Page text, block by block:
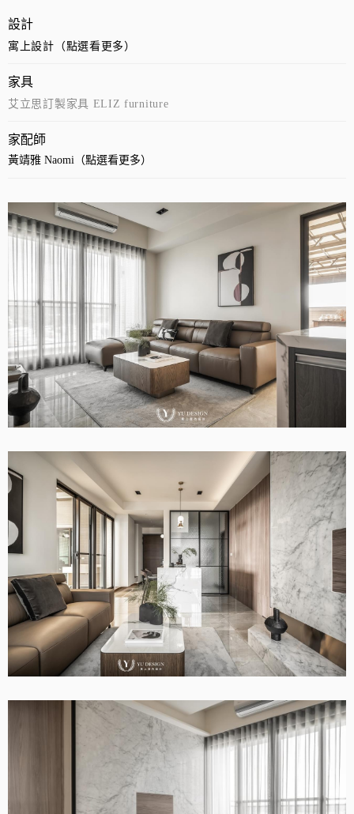
設計
寓上設計（點選看更多）
家具
艾立思訂製家具 ELIZ furniture
家配師
黃靖雅 Naomi（點選看更多）